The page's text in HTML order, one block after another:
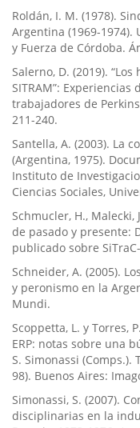
Roldán, I. M. (1978).
Argentina (1969-1974).
y Fuerza de Córdoba.
Salerno, D. (2019).
SITRAM”:
trabajadores de
211-240.
Santella, A. (2003). La
(Argentina, 1975).
Instituto de
Ciencias Sociales,
Schmucler, H., Malecki,
de pasado y presente:
publicado sobre
Schneider, A. (2005).
y peronismo en la
Mundi.
Scoppetta, L. y Torres,
ERP: notas sobre una
S. Simonassi
98). Buenos Aires:
Simonassi, S. (2007).
disciplinarias en la